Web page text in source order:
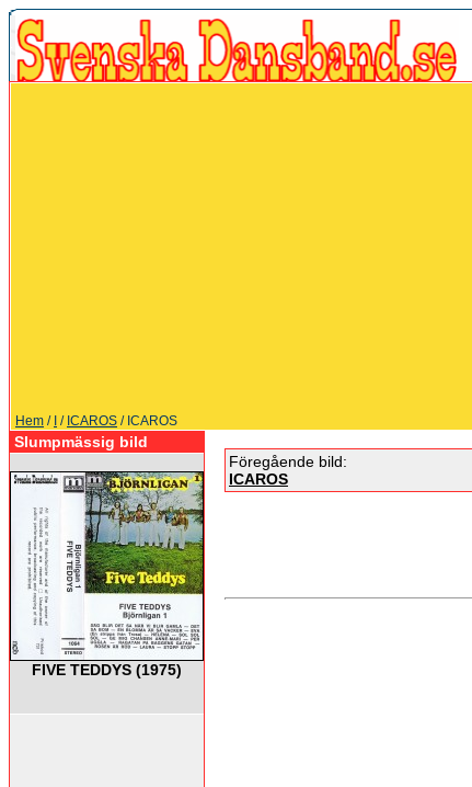
Hem / / ICAROS / ICAROS
Slumpmässig bild
FIVE TEDDYS (1975)
Föregående bild:
ICAROS